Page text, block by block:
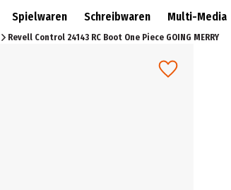
Spielwaren Schreibwaren Multi-Media
Revell Control 24143 RC Boot One Piece GOING MERRY